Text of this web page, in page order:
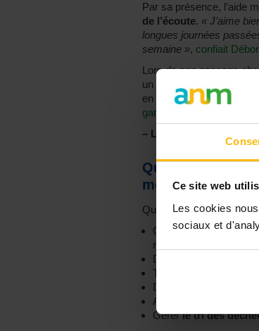
Ce site web
Les cookies
sociaux et
Par sa présence, l’aide
de l’écoute. « J’aime
longues journées
semaine », confiait
Lors de son passage
un rôle de
en étroite collaboration
gardes à domicile
– Lire aussi :
Quelles sont les
métier ?
Quelques compétences
Connaitre les
respect des règles de
Développer la capacité
Travailler au sein d’une
Développer des
Avoir le sens de
Gérerle tri des